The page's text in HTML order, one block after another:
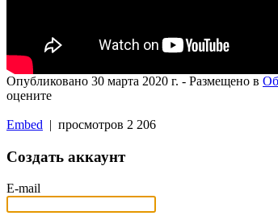
Опубликовано 30 марта 2020 г. - Размещено в
оцените
Embed | просмотров 2 206
Создать аккаунт
E-mail